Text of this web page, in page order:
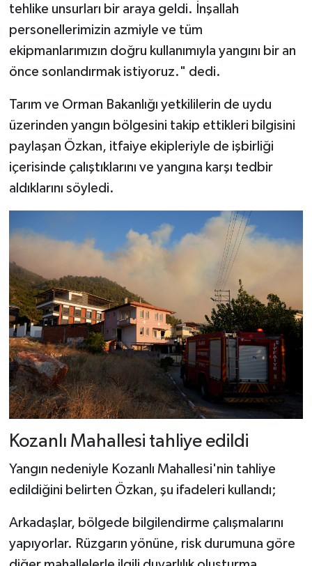
tehlike unsurları bir araya geldi. İnşallah
personellerimizin azmiyle ve tüm
ekipmanlarımızın doğru kullanımıyla yangını bir an
önce sonlandırmak istiyoruz." dedi.
Tarım ve Orman Bakanlığı yetkililerin de uydu
üzerinden yangın bölgesini takip ettikleri bilgisini
paylaşan Özkan, itfaiye ekipleriyle de işbirliği
içerisinde çalıştıklarını ve yangına karşı tedbir
aldıklarını söyledi.
Kozanlı Mahallesi tahliye edildi
Yangın nedeniyle Kozanlı Mahallesi'nin tahliye
edildiğini belirten Özkan, şu ifadeleri kullandı;
Arkadaşlar, bölgede bilgilendirme çalışmalarını
yapıyorlar. Rüzgarın yönüne, risk durumuna göre